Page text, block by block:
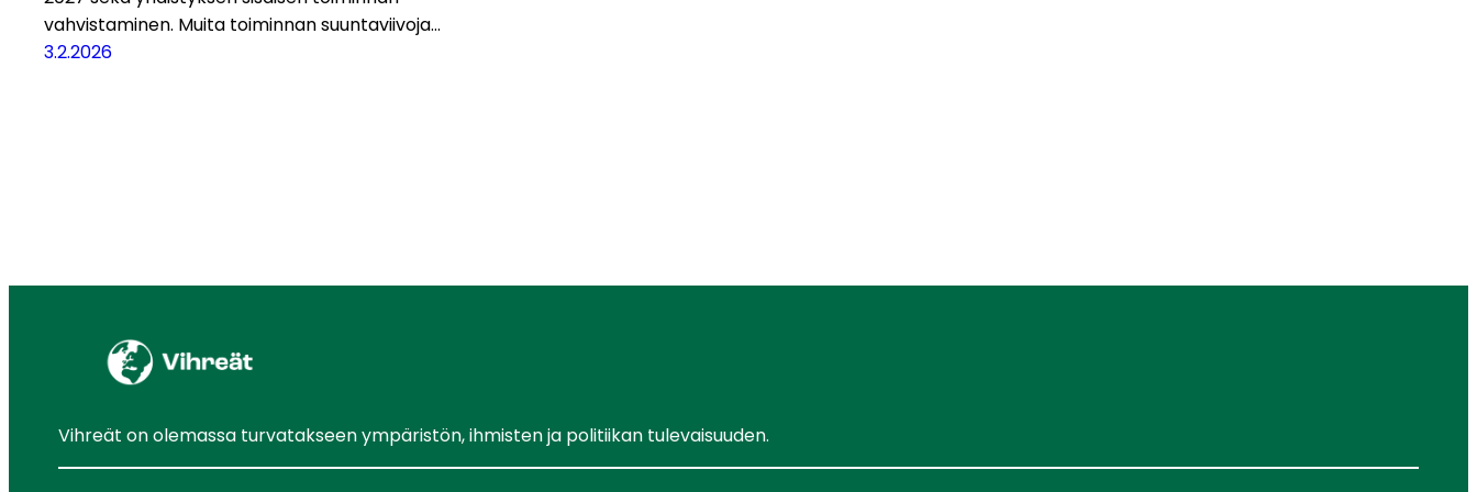
vahvistaminen. Muita toiminnan suuntaviivoja…
3.2.2026
Vihreät on olemassa turvatakseen ympäristön, ihmisten ja politiikan tulevaisuuden.